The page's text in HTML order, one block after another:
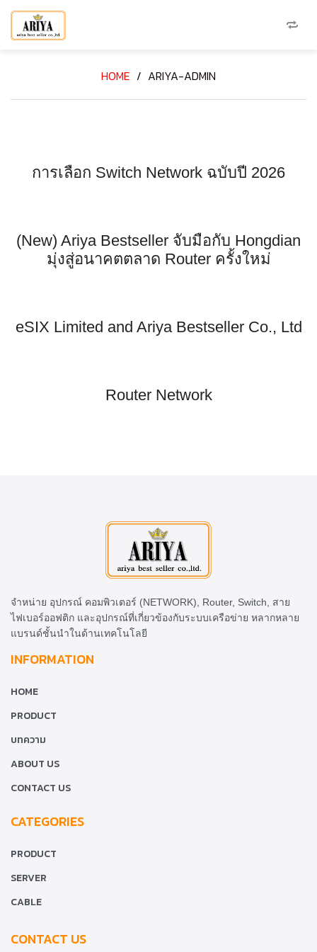
HOME / ARIYA-ADMIN
การเลือก Switch Network ฉบับปี 2026
(New) Ariya Bestseller จับมือกับ Hongdian
มุ่งสู่อนาคตตลาด Router ครั้งใหม่
eSIX Limited and Ariya Bestseller Co., Ltd
Router Network
จำหน่าย อุปกรณ์ คอมพิวเตอร์ (NETWORK), Router, Switch, สาย
ไฟเบอร์ออฟติก และอุปกรณ์ที่เกี่ยวข้องกับระบบเครือข่าย หลากหลาย
แบรนด์ชั้นนำในด้านเทคโนโลยี
INFORMATION
HOME
PRODUCT
บทความ
ABOUT US
CONTACT US
CATEGORIES
PRODUCT
SERVER
CABLE
CONTACT US